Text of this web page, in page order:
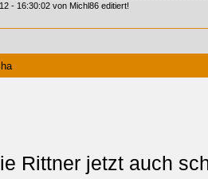
- 16:30:02 von Michl86 editiert!
Rittner jetzt auch